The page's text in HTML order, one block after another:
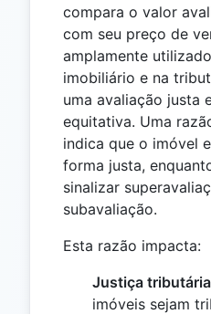
compara o valor
com seu preço de
amplamente
imobiliário e na
uma avaliação justa
equitativa. Uma
indica que o imóvel
forma justa,
sinalizar
subavaliação.
Esta razão impacta:
Justiça tributária
imóveis sejam